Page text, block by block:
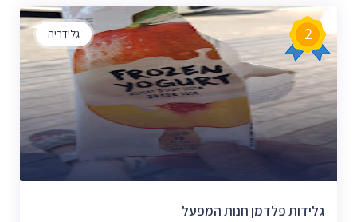
גלידריה 2
גלידות פלדמן חנות המפעל